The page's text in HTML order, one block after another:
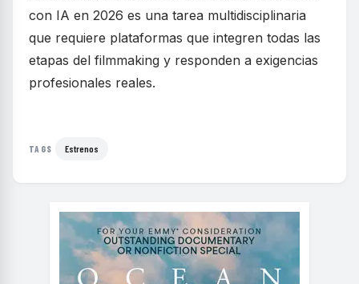
con IA en 2026 es una tarea multidisciplinaria
que requiere plataformas que integren todas las
etapas del filmmaking y responden a exigencias
profesionales reales.
TAGS Estrenos